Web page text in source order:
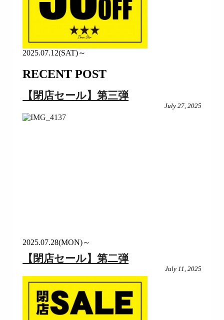
2025.07.12(SAT)～
RECENT POST
【閉店セール】第三弾
July 27, 2025
2025.07.28(MON)～
【閉店セール】第二弾
July 11, 2025